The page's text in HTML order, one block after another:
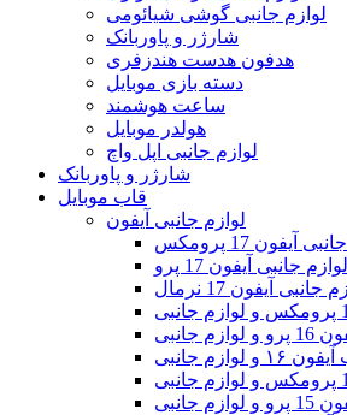
لوازم جانبی گوشی شیائومی
شارژر و پاوربانک
هدفون هدست هندزفری
دسته بازی موبایل
ساعت هوشمند
هولدر موبایل
لوازم جانبی اپل واچ
شارژر و پاوربانک
قاب موبایل
لوازم جانبی آیفون
آیفون 17 پرومکس
لوازم جانبی آیفون 17 پرو
جانبی آیفون 17 نرمال
جانبی
۱۶ و لوازم جانبی
جانبی